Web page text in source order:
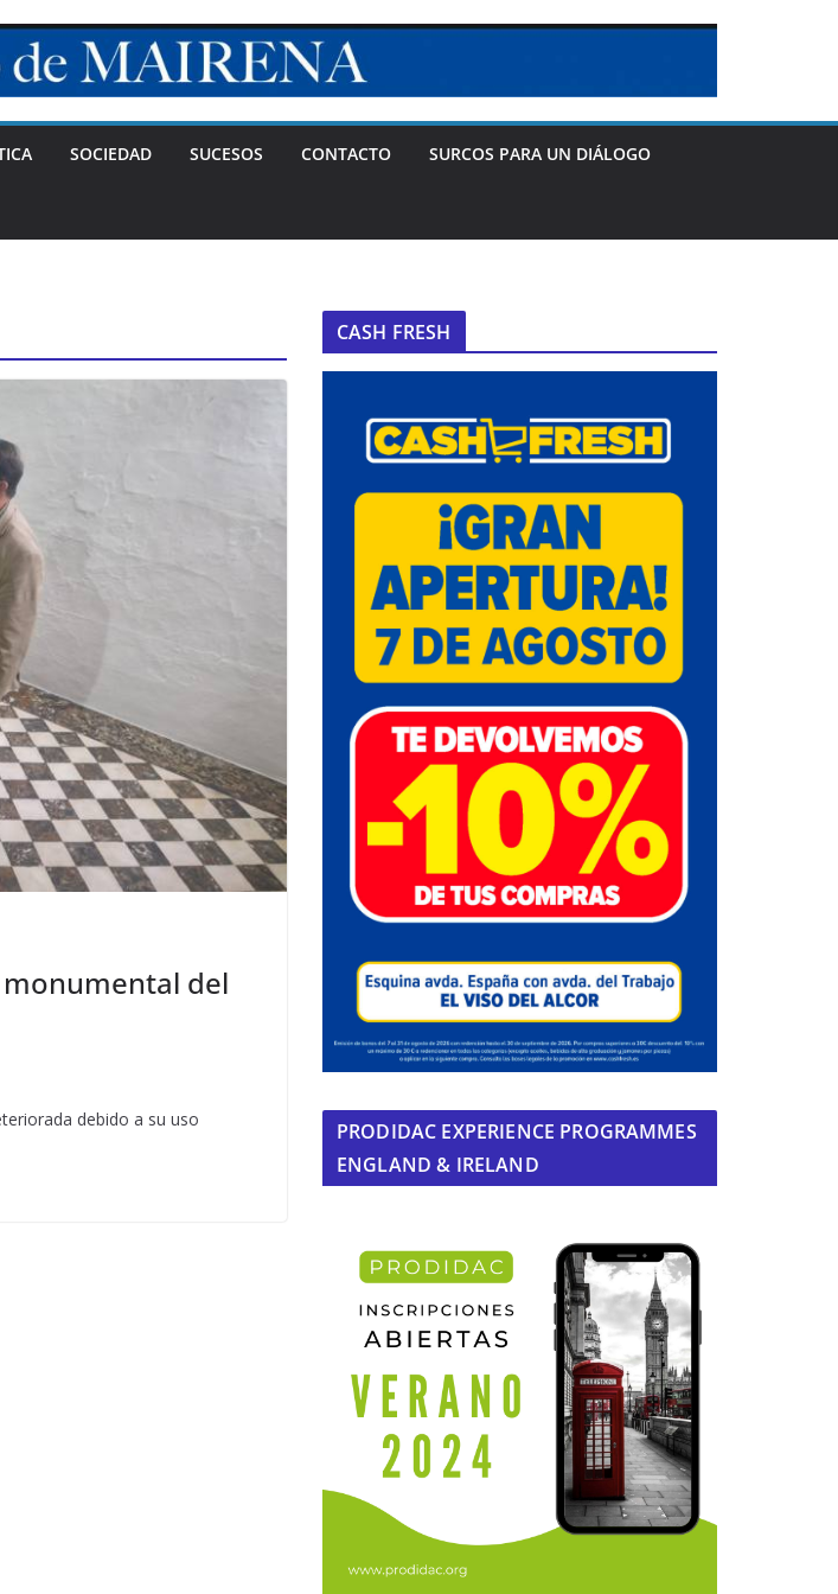
SOCIEDAD SUCESOS CONTACTO SURCOS PARA UN DIÁLOGO
del
debido a su uso
CASH FRESH
PRODIDAC EXPERIENCE PROGRAMMES
ENGLAND & IRELAND